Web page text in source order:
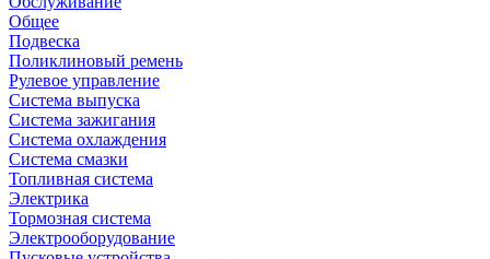
Общее
Подвеска
Поликлиновый ремень
Рулевое управление
Система выпуска
Система зажигания
Система охлаждения
Система смазки
Топливная система
Электрика
Тормозная система
Электрооборудование